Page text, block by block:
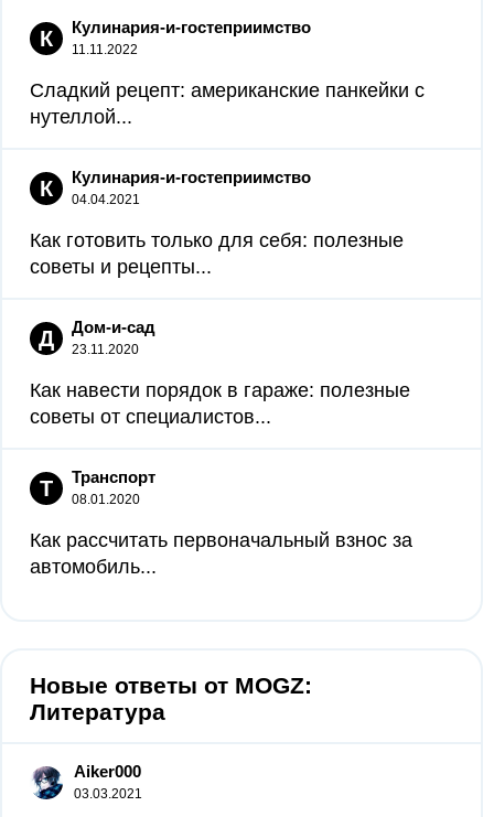
К Кулинария-и-гостеприимство
11.11.2022
Сладкий рецепт: американские панкейки с
нутеллой...
К Кулинария-и-гостеприимство
04.04.2021
Как готовить только для себя: полезные
советы и рецепты...
Д Дом-и-сад
23.11.2020
Как навести порядок в гараже: полезные
советы от специалистов...
Т Транспорт
08.01.2020
Как рассчитать первоначальный взнос за
автомобиль...
Новые ответы от MOGZ:
Литература
Aiker000
03.03.2021